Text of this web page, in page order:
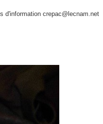
d'information crepac@lecnam.net